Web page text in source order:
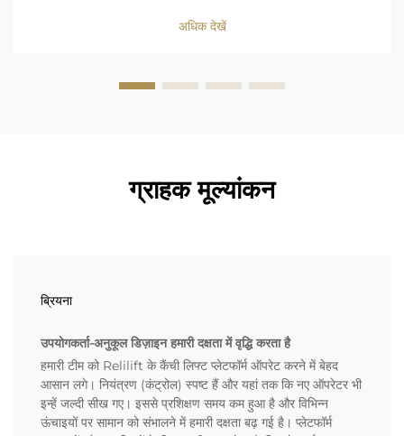
को अनुकूलित करती हैं...
अधिक देखें
ग्राहक मूल्यांकन
ब्रियना
उपयोगकर्ता-अनुकूल डिज़ाइन हमारी दक्षता में वृद्धि करता है
हमारी टीम को Relilift के कैंची लिफ्ट प्लेटफॉर्म ऑपरेट करने में बेहद
आसान लगे। नियंत्रण (कंट्रोल) स्पष्ट हैं और यहां तक कि नए ऑपरेटर भी
इन्हें जल्दी सीख गए। इससे प्रशिक्षण समय कम हुआ है और विभिन्न
ऊंचाइयों पर सामान को संभालने में हमारी दक्षता बढ़ गई है। प्लेटफॉर्म